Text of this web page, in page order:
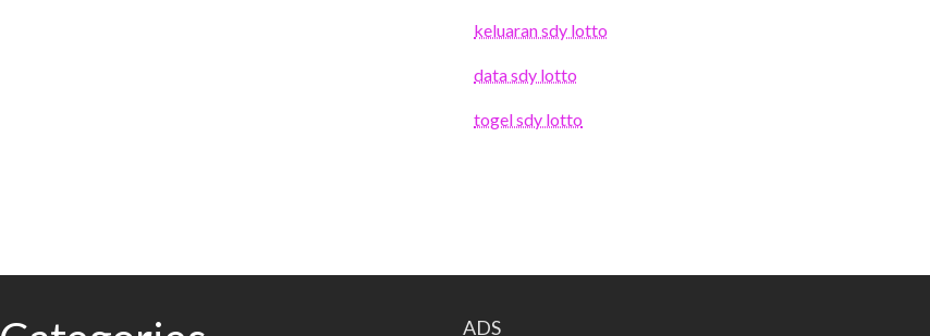
keluaran sdy lotto
data sdy lotto
togel sdy lotto
ADS